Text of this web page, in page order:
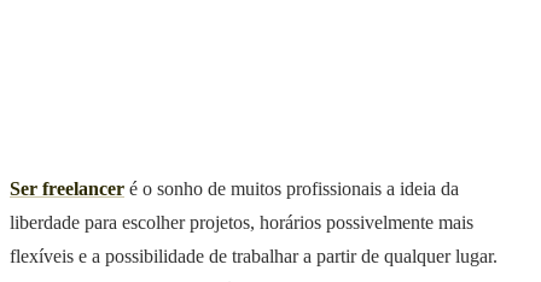
Ser freelancer é o sonho de muitos profissionais a ideia da
liberdade para escolher projetos, horários possivelmente mais
flexíveis e a possibilidade de trabalhar a partir de qualquer lugar.